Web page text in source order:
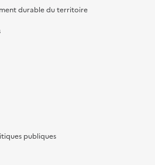
durable du territoire
publiques